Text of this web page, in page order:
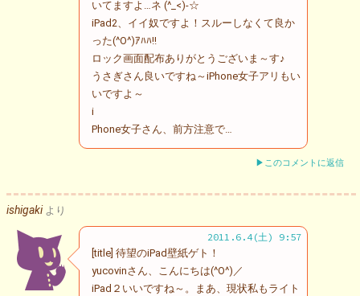
いてますよ…ネ (^_<)-☆
iPad2、イイ奴ですよ！スルーしなくて良か
った(^O^)ｱﾊﾊ!!
ロック画面配布ありがとうございま～す♪
うさぎさん良いですね～iPhone女子アリもい
いですよ～
i
Phone女子さん、前方注意で…
▶このコメントに返信
ishigaki より
2011.6.4(土) 9:57
[title] 待望のiPad壁紙ゲト！
yucovinさん、こんにちは(^O^)／
iPad２いいですね～。まあ、現状私もライト